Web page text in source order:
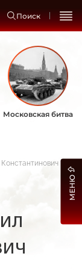
Поиск
Московская битва
МЕНЮ